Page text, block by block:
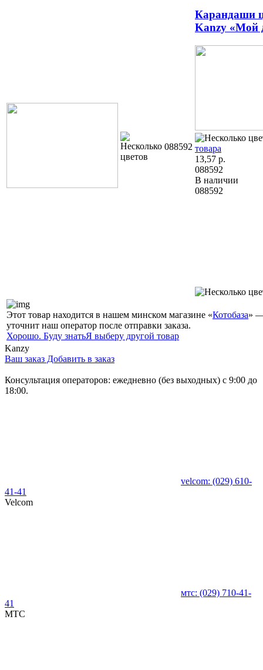
088592
Карандаши
Kanzy «Мой
товара
13,57 р.
088592
В наличии
088592
Этот товар находится в нашем минском магазине «Котобаза» —
уточнит наш оператор после отправки заказа.
Хорошо. Буду знатьЯ выберу другой товар
Kanzy
Ваш заказ Добавить в заказ
Консультация операторов: ежедневно (без выходных) с 9:00 до
18:00.
velcom: (029) 610-
41-41
Velcom
мтс: (029) 710-41-
41
MTC